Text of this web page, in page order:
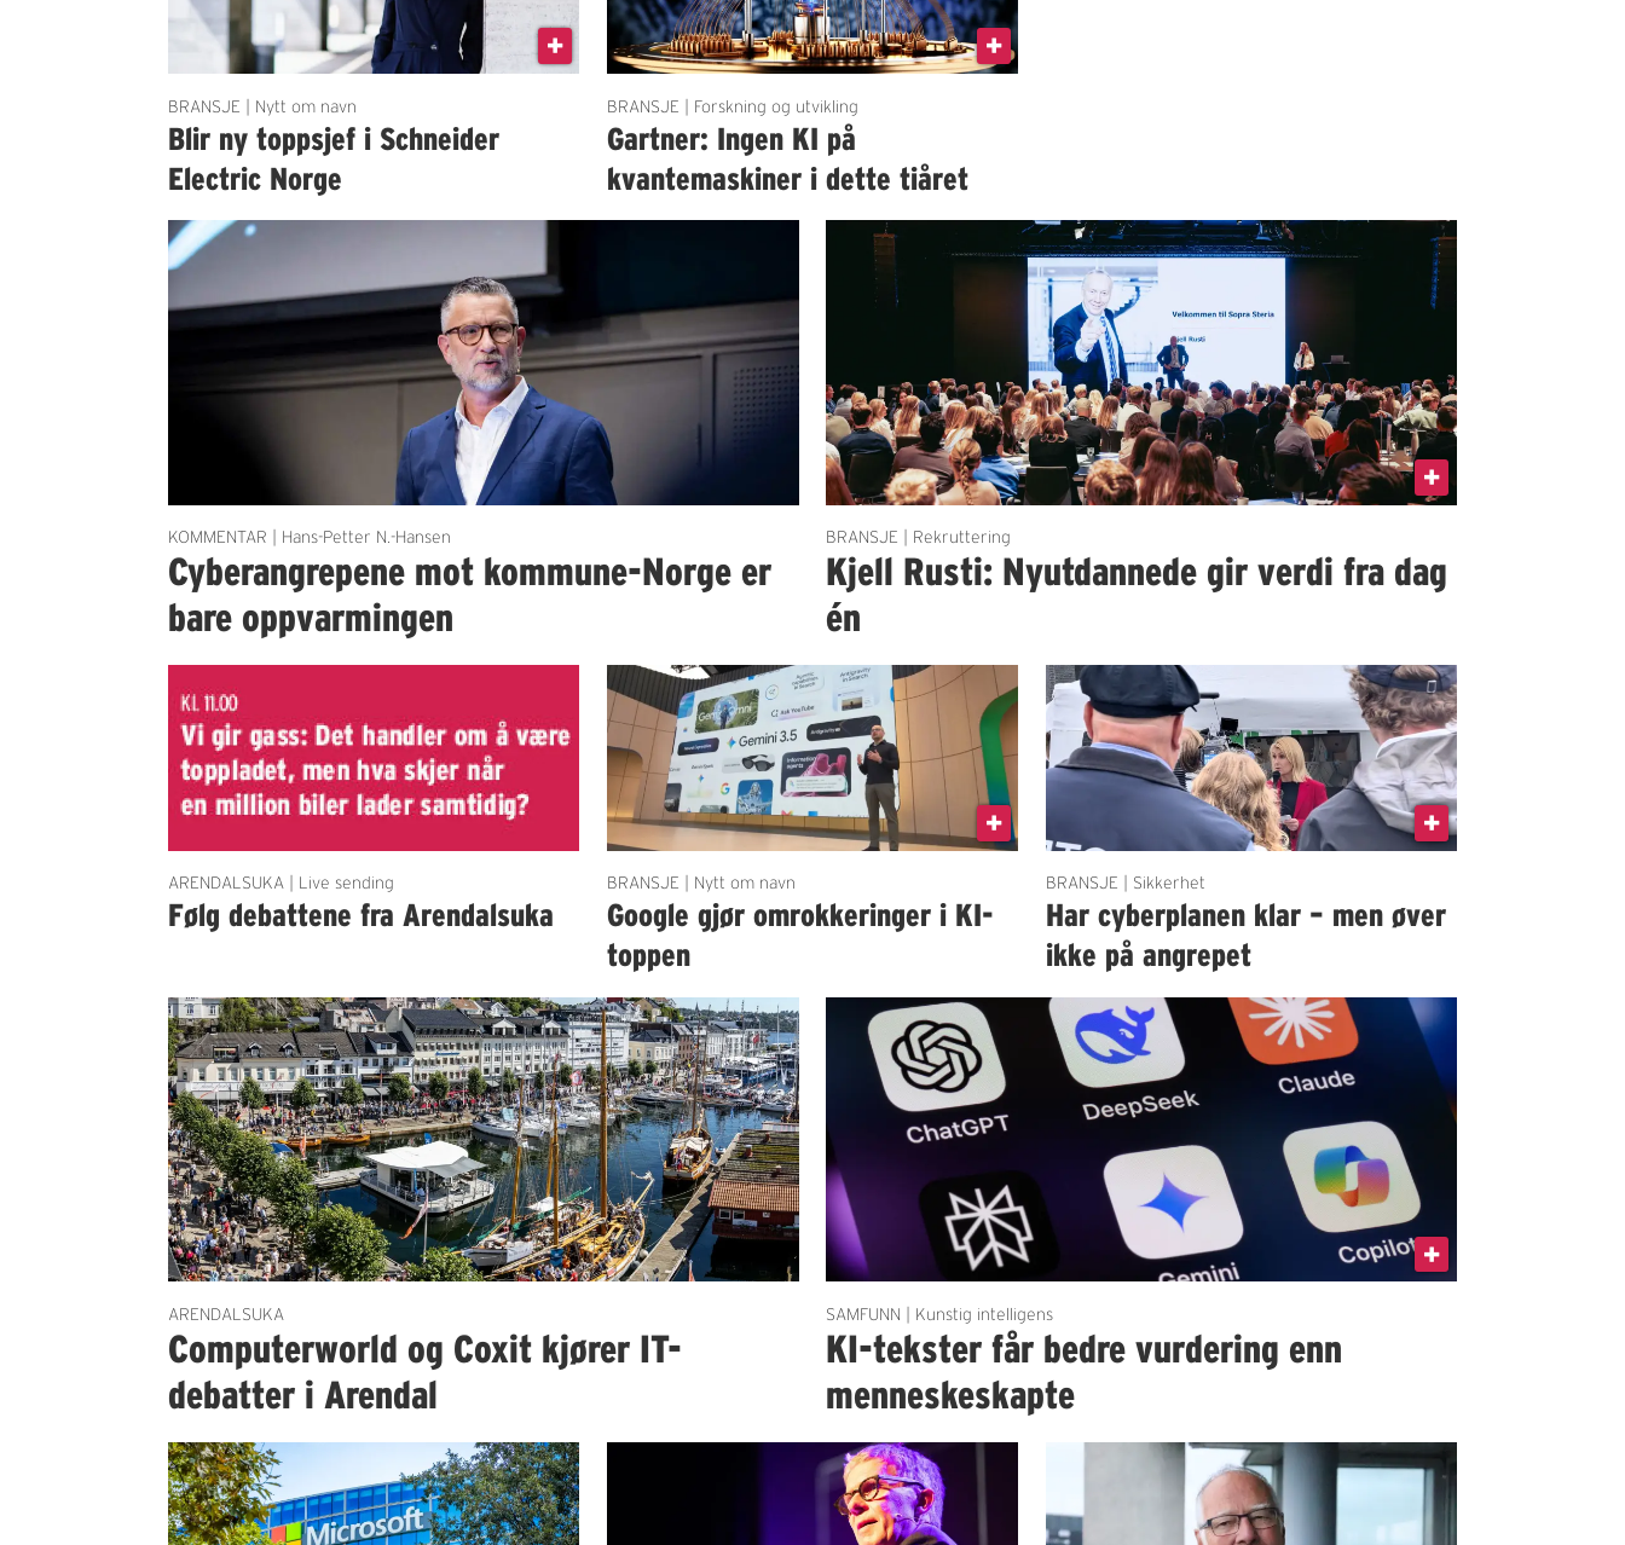
BRANSJE | Nytt om navn
Blir ny toppsjef i Schneider
Electric Norge
BRANSJE | Forskning og utvikling
Gartner: Ingen KI på
kvantemaskiner i dette tiåret
KOMMENTAR | Hans-Petter N.-Hansen
Cyberangrepene mot kommune-Norge er
bare oppvarmingen
BRANSJE | Rekruttering
Kjell Rusti: Nyutdannede gir verdi fra dag
én
ARENDALSUKA | Live sending
Følg debattene fra Arendalsuka
BRANSJE | Nytt om navn
Google gjør omrokkeringer i KI-
toppen
BRANSJE | Sikkerhet
Har cyberplanen klar – men øver
ikke på angrepet
ARENDALSUKA
Computerworld og Coxit kjører IT-
debatter i Arendal
SAMFUNN | Kunstig intelligens
KI-tekster får bedre vurdering enn
menneskeskapte